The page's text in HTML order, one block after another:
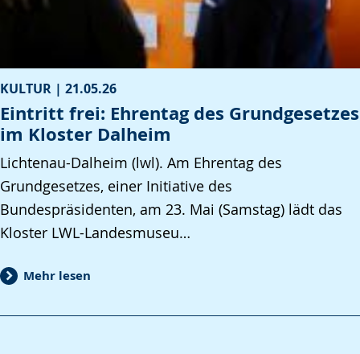
KULTUR | 21.05.26
Eintritt frei: Ehrentag des Grundgesetzes
im Kloster Dalheim
Lichtenau-Dalheim (lwl). Am Ehrentag des
Grundgesetzes, einer Initiative des
Bundespräsidenten, am 23. Mai (Samstag) lädt das
Kloster LWL-Landesmuseu…
Mehr lesen